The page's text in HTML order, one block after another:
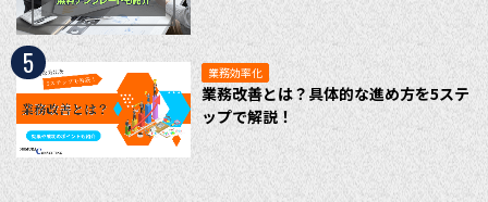
5 業務効率化
業務改善とは？具体的な進め方を5ステ
ップで解説！